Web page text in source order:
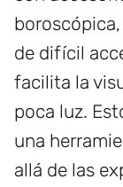
de difícil
facilita la
poca luz.
una
allá de las